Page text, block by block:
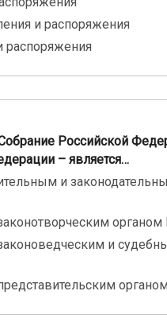
и распоряжения
распоряжения
Российской
– является…
и
и